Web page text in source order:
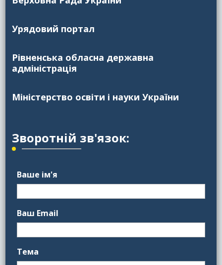
Урядовий портал
Рівненська обласна державна
адміністрація
Міністерство освіти і науки України
Зворотній зв'язок:
Ваше ім'я
Ваш Email
Тема